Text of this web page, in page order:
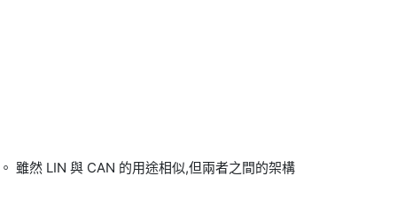
雖然 LIN 與 CAN 的用途相似,但兩者之間的架構